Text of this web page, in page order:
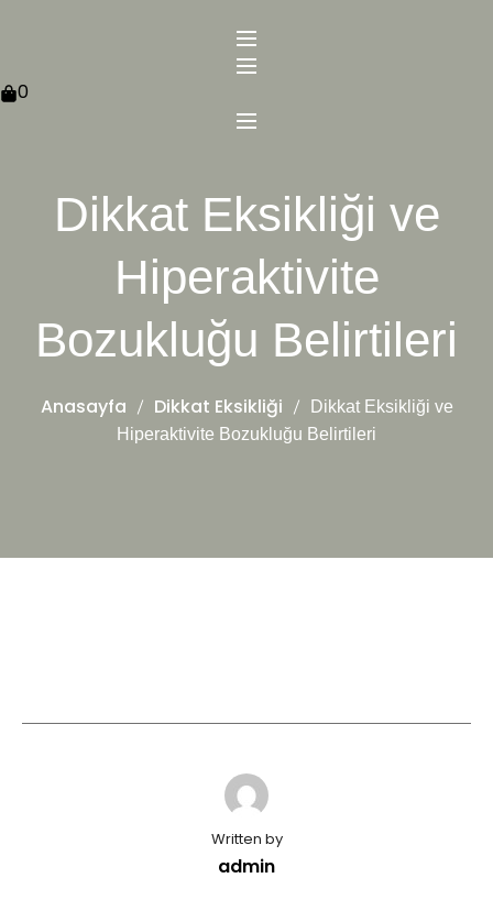
0
Dikkat Eksikliği ve
Hiperaktivite
Bozukluğu Belirtileri
Anasayfa Dikkat Eksikliği
Dikkat Eksikliği ve
Hiperaktivite Bozukluğu Belirtileri
Written by
admin